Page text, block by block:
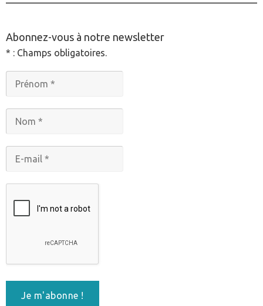
Abonnez-vous à notre newsletter
* : Champs obligatoires.